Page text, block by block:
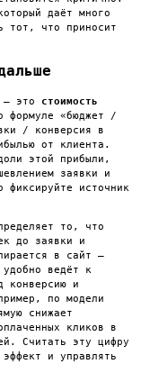
даёт много
тот, что приносит
— это стоимость
формуле «бюджет /
/ конверсия в
от клиента.
этой прибыли,
заявки и
фиксируйте источник
то, что
до заявки и
в сайт —
ведёт к
конверсию и
по модели
снижает
кликов в
Считать эту цифру
и управлять